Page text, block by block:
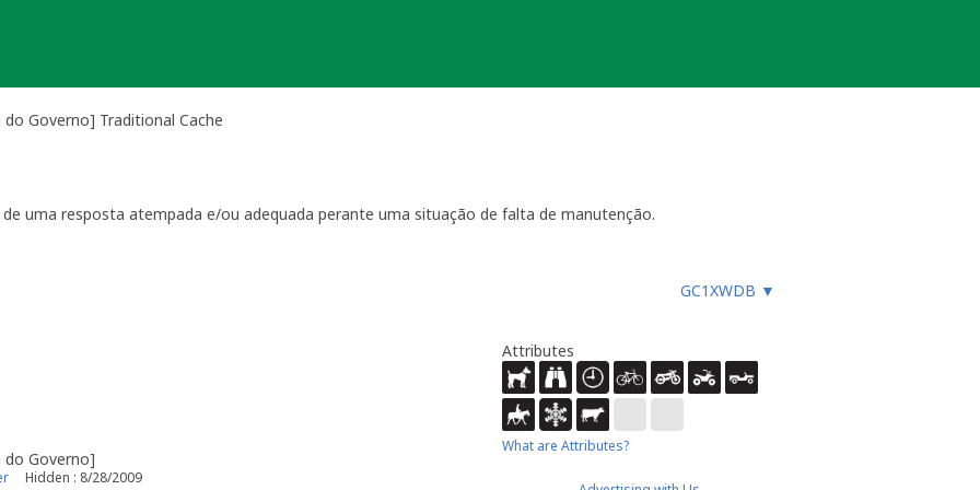
Governo] Traditional Cache
uma resposta atempada e/ou adequada perante uma situação de falta de manutenção.
à sua geocache para assegurar que está tudo em ordem para funcionar, especialmente
com a geocache (desaparecimento, estrago, humidade/infiltrações, etc.), ou faz um registo
temporariamente a sua geocache para que os outros saibam que não devem procurar a
o problema. É-lhe concedido um período razoável de tempo -
geralmente até 4 semanas
sua geocache. Se a geocache não estiver a receber a manutenção necessária ou estiver
um longo período de tempo, poderemos arquivar a página da geocache.
por favor recolha-o a fim de evitar que se torne lixo (geolitter).
de manutenção a sua geocache não poderá ser desarquivada. Caso submeta uma nova será tido em
GC1XWDB ▼
do Governo]
Hidden : 8/28/2009
Attributes
What are Attributes?